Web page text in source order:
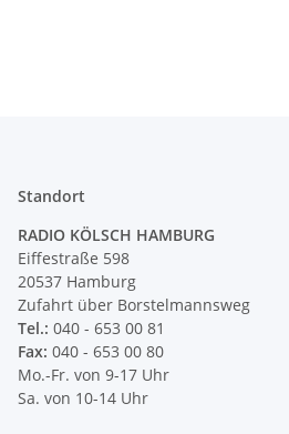
Standort
RADIO KÖLSCH HAMBURG
Eiffestraße 598
20537 Hamburg
Zufahrt über Borstelmannsweg
Tel.: 040 - 653 00 81
Fax: 040 - 653 00 80
Mo.-Fr. von 9-17 Uhr
Sa. von 10-14 Uhr